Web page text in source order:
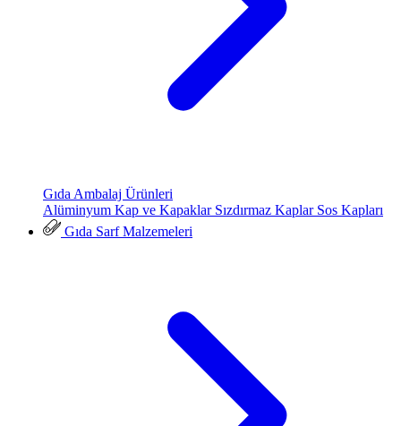
Gıda Ambalaj Ürünleri
Alüminyum Kap ve Kapaklar Sızdırmaz Kaplar Sos Kapları
Gıda Sarf Malzemeleri